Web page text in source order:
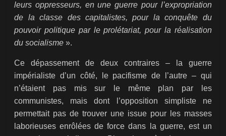
leurs oppresseurs, en une guerre pour l’expropriation
de la classe des capitalistes, pour la conquête du
pouvoir politique par le prolétariat, pour la réalisation
du socialisme».
Ce dépassement de deux contraires – la guerre
impérialiste d’un côté, le pacifisme de l’autre – qui
n’étaient pas mis sur le même plan par les
communistes, mais dont l’opposition simpliste ne
permettait pas de trouver une issue pour les masses
laborieuses enrôlées de force dans la guerre, est un